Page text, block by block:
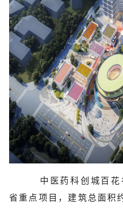
中医药科创城百
省重点项目，建筑总面积